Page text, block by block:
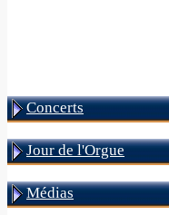
Concerts
Jour de l'Orgue
Médias